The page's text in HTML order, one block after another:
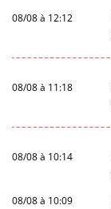
08/08 à 12:12
08/08 à 11:18
08/08 à 10:14
08/08 à 10:09